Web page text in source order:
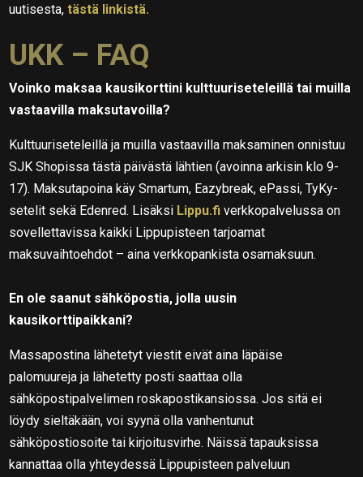
uutisesta,tästä linkistä.
UKK – FAQ
Voinko maksaa kausikorttini kulttuuriseteleillä tai muilla
vastaavilla maksutavoilla?
Kulttuuriseteleillä ja muilla vastaavilla maksaminen onnistuu
SJK Shopissa tästä päivästä lähtien (avoinna arkisin klo 9-
17). Maksutapoina käy Smartum, Eazybreak, ePassi, TyKy-
setelit sekä Edenred. Lisäksi Lippu.fi verkkopalvelussa on
sovellettavissa kaikki Lippupisteen tarjoamat
maksuvaihtoehdot – aina verkkopankista osamaksuun.
En ole saanut sähköpostia, jolla uusin
kausikorttipaikkani?
Massapostina lähetetyt viestit eivät aina läpäise
palomuureja ja lähetetty posti saattaa olla
sähköpostipalvelimen roskapostikansiossa. Jos sitä ei
löydy sieltäkään, voi syynä olla vanhentunut
sähköpostiosoite tai kirjoitusvirhe. Näissä tapauksissa
kannattaa olla yhteydessä Lippupisteen palveluun